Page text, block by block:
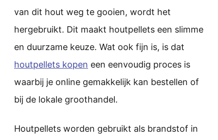
van dit hout weg te gooien, wordt het
hergebruikt. Dit maakt houtpellets een slimme
en duurzame keuze. Wat ook fijn is, is dat
houtpellets kopen een eenvoudig proces is
waarbij je online gemakkelijk kan bestellen of
bij de lokale groothandel.
Houtpellets worden gebruikt als brandstof in